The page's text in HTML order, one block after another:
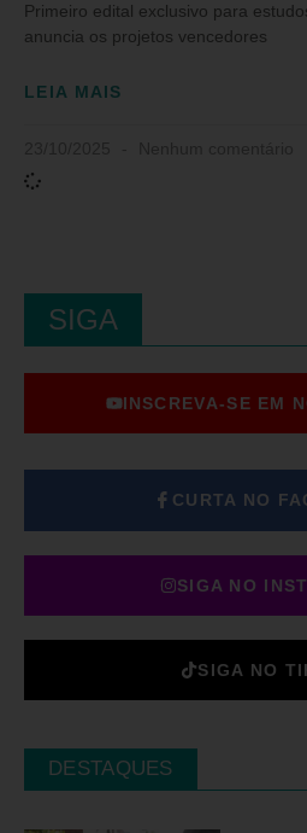
Primeiro edital exclusivo para
anuncia os projetos vencedores
LEIA MAIS
SIGA
INSCREVA-SE EM
CURTA NO
SIGA NO
SIGA NO
DESTAQUES